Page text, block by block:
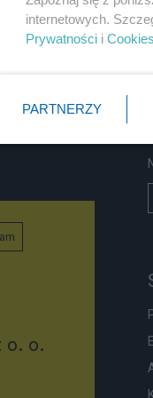
o. o.
internetowych.
Prywatności i Cookies
PARTNERZY